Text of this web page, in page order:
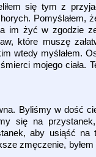
się tym z
Pomyślałem,
im żyć w zgodzie
które muszę
wtedy myślałem.
mojego ciała.
Byliśmy w dość
się na
aby usiąść na
zmęczenie, byłem